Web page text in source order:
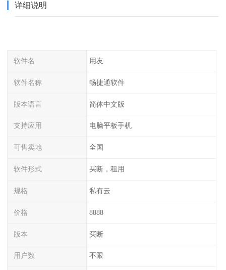
详细说明
软件名 用友
软件名称 畅捷通软件
版本语言 简体中文版
支持应用 电脑平板手机
可售卖地 全国
软件形式 买断，租用
规格 私有云
价格 8888
版本 买断
用户数 不限